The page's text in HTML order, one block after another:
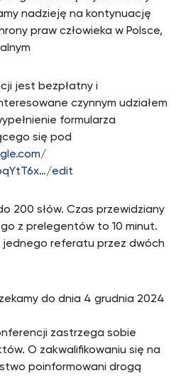
nadzieję na kontynuację
praw człowieka w Polsce,
jest bezpłatny i
czynnym udziałem
formularza
się pod
edit
200 słów. Czas przewidziany
z prelegentów to 10 minut.
jednego referatu przez dwóch
do dnia 4 grudnia 2024
zastrzega sobie
O zakwalifikowaniu się na
poinformowani drogą